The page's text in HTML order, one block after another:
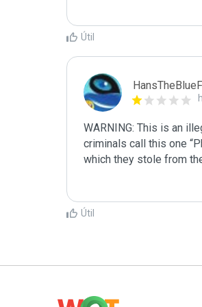
Útil
WARNING: This is an
criminals call this one
which they stole from
Útil